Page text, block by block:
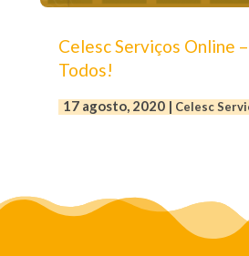
Celesc Serviços Online
Todos!
17 agosto, 2020| Celesc